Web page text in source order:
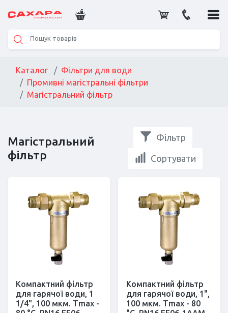
Каталог
Фільтри для води
Промивні магістральні фільтри
Магістральний фільтр
Магістральний
фільтр
Фільтр
Сортувати
Компактний фільтр
для гарячої води, 1
1/4", 100 мкм. Тmax -
Компактний фільтр
для гарячої води, 1",
100 мкм. Тmax - 80